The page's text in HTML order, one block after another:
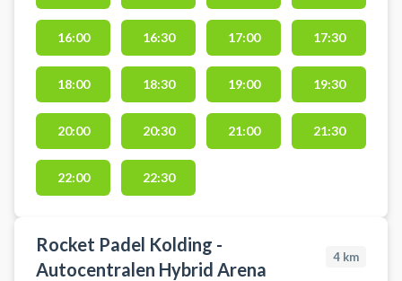
nabocentret Autocentralen
Hybrid Arena, som også hører
under Rocket Padel Kolding.
Rocket Padel Kolding ligger i de
gamle KIF Padel Club lokaler.
16:00 16:30 17:00 17:30
18:00 18:30 19:00 19:30
20:00 20:30 21:00 21:30
22:00 22:30
Rocket Padel Kolding -
Autocentralen Hybrid Arena
4 km